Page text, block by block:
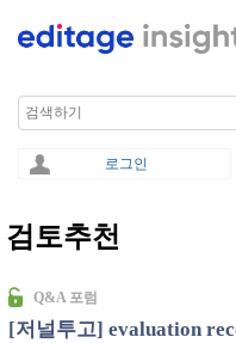
Search
로그인
You are here
검토추천
Q&A 포럼
[저널투고] evaluation